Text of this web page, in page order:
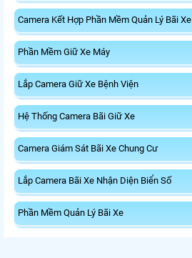
Camera Kết Hợp Phần Mềm Quản Lý Bãi Xe
Phần Mềm Giữ Xe Máy
Lắp Camera Giữ Xe Bệnh Viện
Hệ Thống Camera Bãi Giữ Xe
Camera Giám Sát Bãi Xe Chung Cư
Lắp Camera Bãi Xe Nhận Diện Biển Số
Phần Mềm Quản Lý Bãi Xe